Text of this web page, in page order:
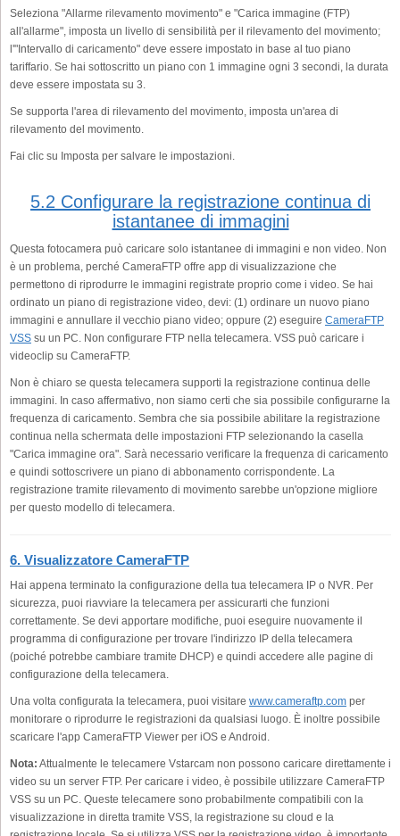
Seleziona "Allarme rilevamento movimento" e "Carica immagine (FTP)
all'allarme", imposta un livello di sensibilità per il rilevamento del movimento;
l'"Intervallo di caricamento" deve essere impostato in base al tuo piano
tariffario. Se hai sottoscritto un piano con 1 immagine ogni 3 secondi, la durata
deve essere impostata su 3.
Se supporta l'area di rilevamento del movimento, imposta un'area di
rilevamento del movimento.
Fai clic su Imposta per salvare le impostazioni.
5.2 Configurare la registrazione continua di
istantanee di immagini
Questa fotocamera può caricare solo istantanee di immagini e non video. Non
è un problema, perché CameraFTP offre app di visualizzazione che
permettono di riprodurre le immagini registrate proprio come i video. Se hai
ordinato un piano di registrazione video, devi: (1) ordinare un nuovo piano
immagini e annullare il vecchio piano video; oppure (2) eseguire CameraFTP
VSS su un PC. Non configurare FTP nella telecamera. VSS può caricare i
videoclip su CameraFTP.
Non è chiaro se questa telecamera supporti la registrazione continua delle
immagini. In caso affermativo, non siamo certi che sia possibile configurarne la
frequenza di caricamento. Sembra che sia possibile abilitare la registrazione
continua nella schermata delle impostazioni FTP selezionando la casella
"Carica immagine ora". Sarà necessario verificare la frequenza di caricamento
e quindi sottoscrivere un piano di abbonamento corrispondente. La
registrazione tramite rilevamento di movimento sarebbe un'opzione migliore
per questo modello di telecamera.
6. Visualizzatore CameraFTP
Hai appena terminato la configurazione della tua telecamera IP o NVR. Per
sicurezza, puoi riavviare la telecamera per assicurarti che funzioni
correttamente. Se devi apportare modifiche, puoi eseguire nuovamente il
programma di configurazione per trovare l'indirizzo IP della telecamera
(poiché potrebbe cambiare tramite DHCP) e quindi accedere alle pagine di
configurazione della telecamera.
Una volta configurata la telecamera, puoi visitare www.cameraftp.com per
monitorare o riprodurre le registrazioni da qualsiasi luogo. È inoltre possibile
scaricare l'app CameraFTP Viewer per iOS e Android.
Nota: Attualmente le telecamere Vstarcam non possono caricare direttamente i
video su un server FTP. Per caricare i video, è possibile utilizzare CameraFTP
VSS su un PC. Queste telecamere sono probabilmente compatibili con la
visualizzazione in diretta tramite VSS, la registrazione su cloud e la